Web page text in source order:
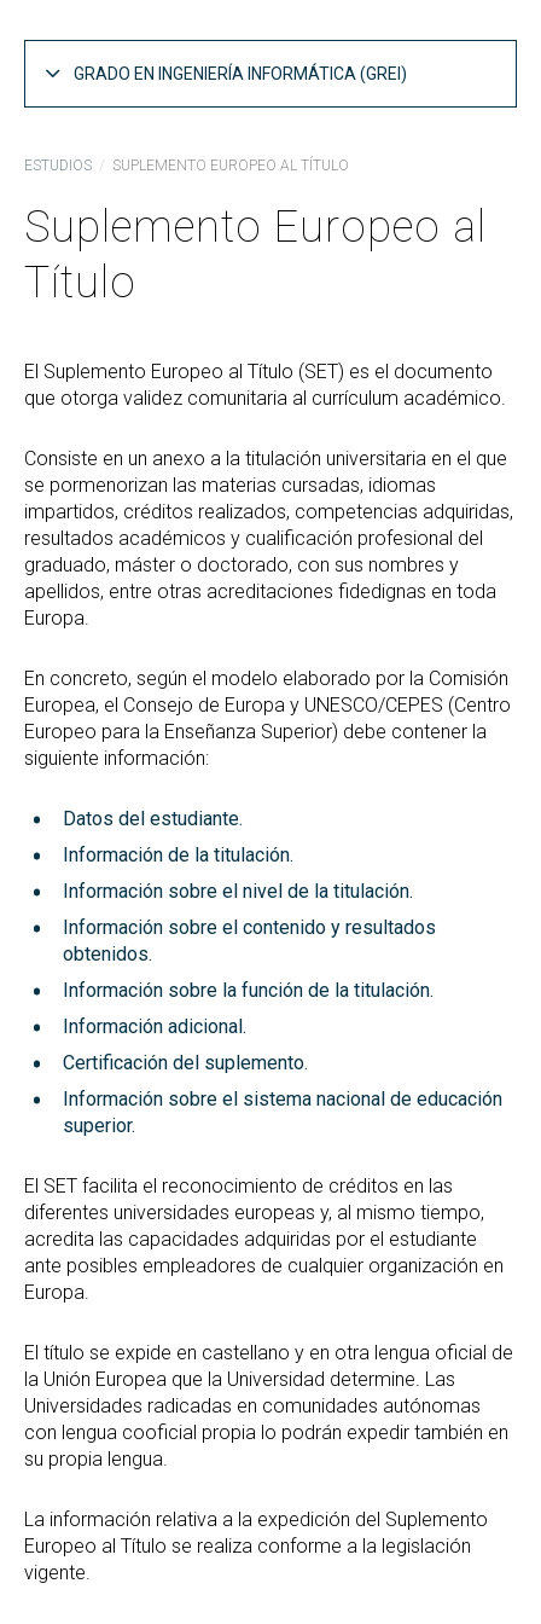
GRADO EN INGENIERÍA INFORMÁTICA (GREI)
Estructura del Plan de Estudios GREI
Especialidades GREI
Competencias y objetivos GREI
Curso Puente para la Adaptación al Grado
Informes de coordinación GREI
Memoria del Título GREI
Acceso al GREI
Reconocimiento de Créditos y Adaptaciones
GREI
Suplemento Europeo al Título
ESTUDIOS SUPLEMENTO EUROPEO AL TÍTULO
Suplemento Europeo al
Título
El Suplemento Europeo al Título (SET) es el documento
que otorga validez comunitaria al currículum académico.
Consiste en un anexo a la titulación universitaria en el que
se pormenorizan las materias cursadas, idiomas
impartidos, créditos realizados, competencias adquiridas,
resultados académicos y cualificación profesional del
graduado, máster o doctorado, con sus nombres y
apellidos, entre otras acreditaciones fidedignas en toda
Europa.
En concreto, según el modelo elaborado por la Comisión
Europea, el Consejo de Europa y UNESCO/CEPES (Centro
Europeo para la Enseñanza Superior) debe contener la
siguiente información:
Datos del estudiante.
Información de la titulación.
Información sobre el nivel de la titulación.
Información sobre el contenido y resultados
obtenidos.
Información sobre la función de la titulación.
Información adicional.
Certificación del suplemento.
Información sobre el sistema nacional de educación
superior.
El SET facilita el reconocimiento de créditos en las
diferentes universidades europeas y, al mismo tiempo,
acredita las capacidades adquiridas por el estudiante
ante posibles empleadores de cualquier organización en
Europa.
El título se expide en castellano y en otra lengua oficial de
la Unión Europea que la Universidad determine. Las
Universidades radicadas en comunidades autónomas
con lengua cooficial propia lo podrán expedir también en
su propia lengua.
La información relativa a la expedición del Suplemento
Europeo al Título se realiza conforme a la legislación
vigente.